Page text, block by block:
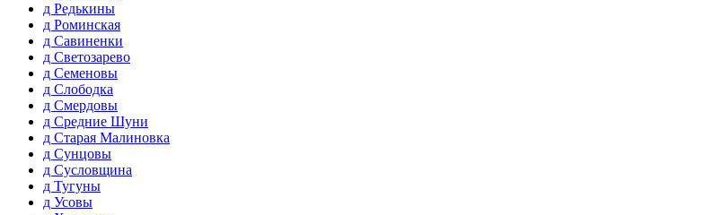
д Редькины
д Роминская
д Савиненки
д Светозарево
д Семеновы
д Слободка
д Смердовы
д Средние Шуни
д Старая Малиновка
д Сунцовы
д Сусловщина
д Тугуны
д Усовы